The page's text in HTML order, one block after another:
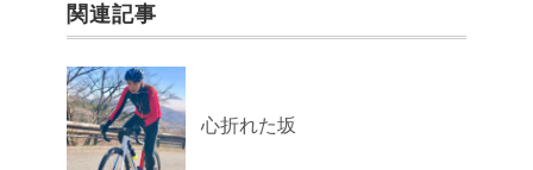
関連記事
心折れた坂